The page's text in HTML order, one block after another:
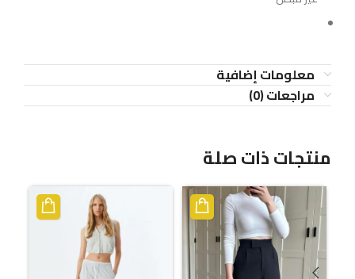
معلومات إضافية
مراجعات (0)
منتجات ذات صلة